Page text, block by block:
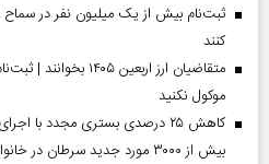
ثبت‌نام بیش از یک میلیون نفر در سماح
کنند
متقاضیان ارز اربعین
موکول نکنید
کاهش ۲۵ درصدی بستری مجدد با
بیش از ۳۰۰۰ مورد جدید سرطان در خانواده بیماران